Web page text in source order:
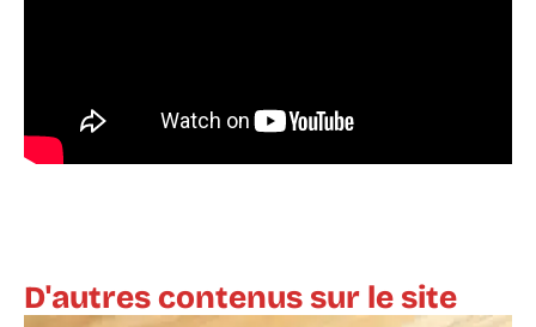
D'autres contenus sur le site